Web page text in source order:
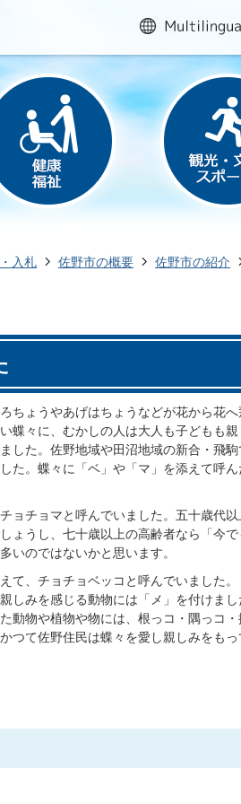
multilingual
入札 佐野市の概要 佐野市の紹介
ちょうやあげはちょうなどが花から花へ
蝶々に、むかしの人は大人も子どもも
した。佐野地域や田沼地域の新合・飛駒
た。蝶々に「ベ」や「マ」を添えて呼
ョチョマと呼んでいました。五十歳代以
ょうし、七十歳以上の高齢者なら「今
いのではないかと思います。
て、チョチョベッコと呼んでいました
しみを感じる動物には「メ」を付けま
動物や植物や物には、根っコ・隅っコ
つて佐野住民は蝶々を愛し親しみをも